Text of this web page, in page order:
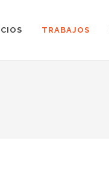
TRABAJOS